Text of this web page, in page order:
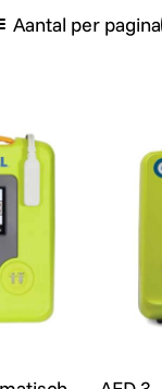
Aantal per pagina